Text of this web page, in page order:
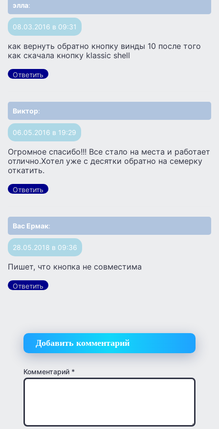
элла:
08.03.2016 в 09:31
как вернуть обратно кнопку винды 10 после того
как скачала кнопку klassic shell
Ответить
Виктор:
06.05.2016 в 19:29
Огромное спасибо!!! Все стало на места и работает
отлично.Хотел уже с десятки обратно на семерку
откатить.
Ответить
Вас Ермак:
28.05.2018 в 09:36
Пишет, что кнопка не совместима
Ответить
Добавить комментарий
Комментарий *